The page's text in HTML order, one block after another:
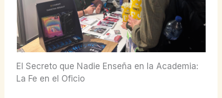
El Secreto que Nadie Enseña en la Academia:
La Fe en el Oficio